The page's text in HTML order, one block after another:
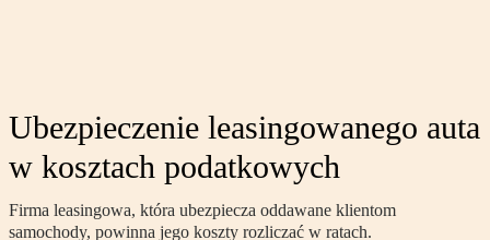
Ubezpieczenie leasingowanego auta
w kosztach podatkowych
Firma leasingowa, która ubezpiecza oddawane klientom
samochody, powinna jego koszty rozliczać w ratach.